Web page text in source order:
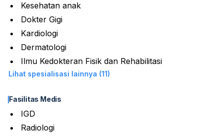
Kesehatan anak
Dokter Gigi
Kardiologi
Dermatologi
Ilmu Kedokteran Fisik dan Rehabilitasi
Lihat spesialisasi lainnya (11)
Fasilitas Medis
IGD
Radiologi